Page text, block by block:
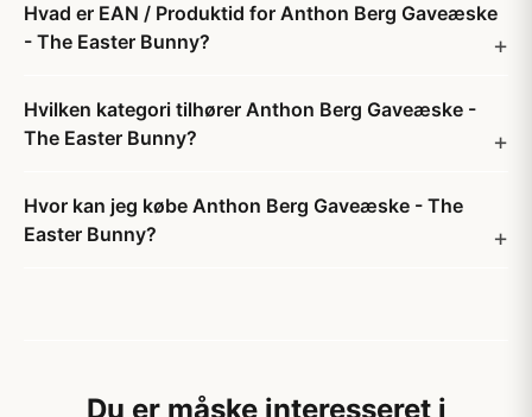
Hvad er EAN / Produktid for Anthon Berg Gaveæske
- The Easter Bunny?
Hvilken kategori tilhører Anthon Berg Gaveæske -
The Easter Bunny?
Hvor kan jeg købe Anthon Berg Gaveæske - The
Easter Bunny?
Du er måske interesseret i